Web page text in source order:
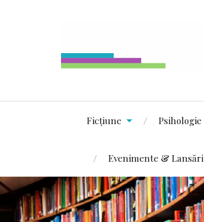
Ficțiune Psihologie
Evenimente & Lansări